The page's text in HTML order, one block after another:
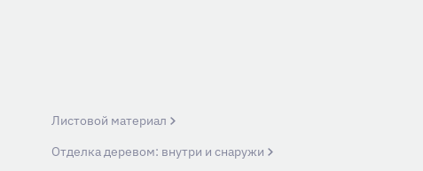
Листовой материал
Отделка деревом: внутри и снаружи